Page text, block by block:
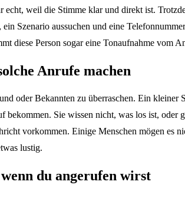
echt, weil die Stimme klar und direkt ist.
Szenario aussuchen und eine
diese Person sogar eine Tonaufnahme vom
Anrufe machen
oder Bekannten zu überraschen. Ein
Sie wissen nicht, was los ist, oder
vorkommen. Einige Menschen mögen es
lustig.
du angerufen wirst